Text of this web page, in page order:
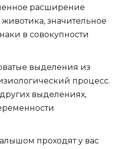
расширение
значительное
в совокупности
выделения из
процесс.
выделениях,
проходят у вас